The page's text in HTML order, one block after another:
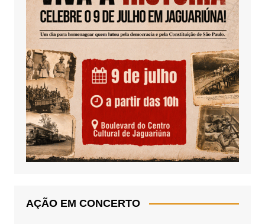
AÇÃO EM CONCERTO